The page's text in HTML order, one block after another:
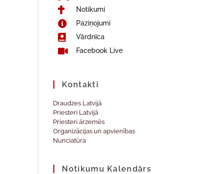
Notikumi
Paziņojumi
Vārdnīca
Facebook Live
Kontakti
Draudzes Latvijā
Priesteri Latvijā
Priesteri ārzemēs
Organizācijas un apvienības
Nunciatūra
Notikumu Kalendārs